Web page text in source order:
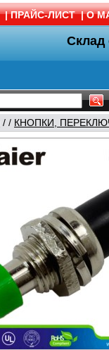
| ПРАЙС-ЛИСТ | О
Склад
/ / КНОПКИ,